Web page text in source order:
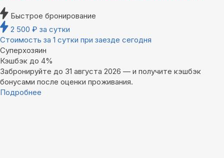
Быстрое бронирование
2 500 ₽ за сутки
Стоимость за 1 сутки при заезде сегодня
Суперхозяин
Кэшбэк до 4%
Забронируйте до 31 августа 2026 — и получите кэшбэк
бонусами после оценки проживания.
Подробнее